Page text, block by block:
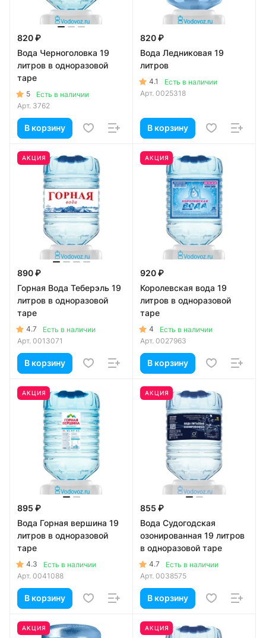
820 ₽
Вода Черноголовка 19
литров в одноразовой
таре
5
Есть в наличии
Арт. 3762
В корзину
820 ₽
Вода Ледниковая 19
литров
4.1
Есть в наличии
Арт. 0025318
В корзину
АКЦИЯ
890 ₽
Горная Вода Теберэль 19
литров в одноразовой
таре
4.7
Есть в наличии
Арт. 0013071
В корзину
АКЦИЯ
920 ₽
Королевская вода 19
литров в одноразовой
таре
4
Есть в наличии
Арт. 0027963
В корзину
АКЦИЯ
895 ₽
Вода Горная вершина 19
литров в одноразовой
таре
4.3
Есть в наличии
Арт. 0041088
В корзину
АКЦИЯ
855 ₽
Вода Судогодская
озонированная 19 литров
в одноразовой таре
4.7
Есть в наличии
Арт. 0038575
В корзину
АКЦИЯ АКЦИЯ